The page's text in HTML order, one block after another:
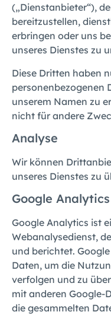
(„Dienstanbieter“),
bereitzustellen,
erbringen oder uns
unseres Dienstes zu
Diese Dritten haben
personenbezogenen
unserem Namen zu
nicht für andere
Analyse
Wir können
unseres Dienstes zu
Google Analytics
Google Analytics ist
Webanalysedienst,
und berichtet.
Daten, um die
verfolgen und zu
mit anderen Google-
die gesammelten